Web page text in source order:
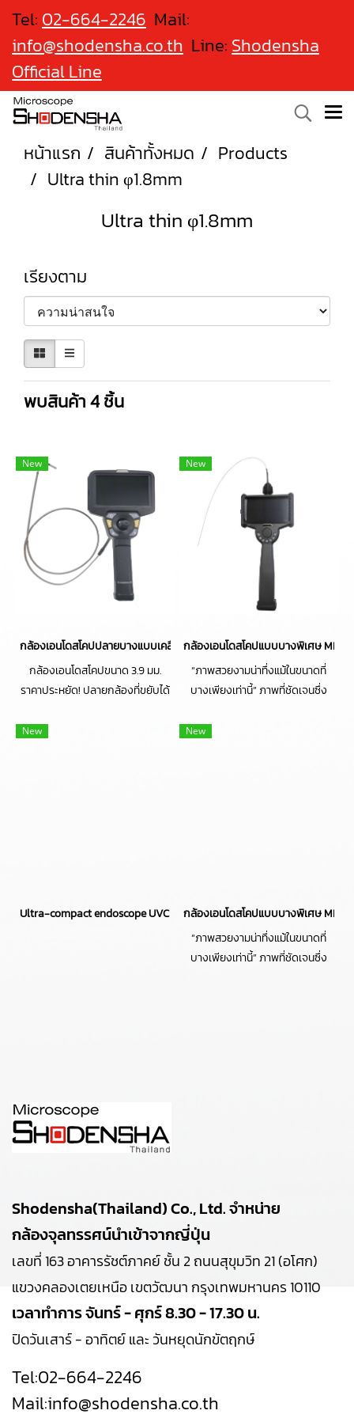
Tel: 02-664-2246 Mail:
info@shodensha.co.th Line: Shodensha
Official Line
หน้าแรก สินค้าทั้งหมด
Products
Ultra thin φ1.8mm
Ultra thin φ1.8mm
เรียงตาม
พบสินค้า 4 ชิ้น
New
กล้องเอนโดสโคปปลายบางแบบเคลื่อนย้ายได้ MIVS-3910LAA4(φ3.9㎜)
กล้องเอนโดสโคปขนาด 3.9 มม.
ราคาประหยัด! ปลายกล้องที่ขยับได้
New
กล้องเอนโดสโคปแบบบางพิเศษ
“ภาพสวยงามน่าทึ่งแม้ในขนาดที่
บางเพียงเท่านี้” ภาพที่ชัดเจนซึ่ง
New
Ultra-compact endoscope UVC camera EU2R02C-A120-1.5m (1.8mm
New
กล้องเอนโดสโคปแบบบางพิเศษ
“ภาพสวยงามน่าทึ่งแม้ในขนาดที่
บางเพียงเท่านี้” ภาพที่ชัดเจนซึ่ง
Shodensha(Thailand) Co., Ltd. จำหน่าย
กล้องจุลทรรศน์นำเข้าจากญี่ปุ่น
เลขที่ 163 อาคารรัชต์ภาคย์ ชั้น 2 ถนนสุขุมวิท 21 (อโศก)
แขวงคลองเตยเหนือ เขตวัฒนา กรุงเทพมหานคร 10110
เวลาทำการ จันทร์ - ศุกร์ 8.30 - 17.30 น.
ปิดวันเสาร์ - อาทิตย์ และ วันหยุดนักขัตฤกษ์
Tel:02-664-2246
Mail:info@shodensha.co.th